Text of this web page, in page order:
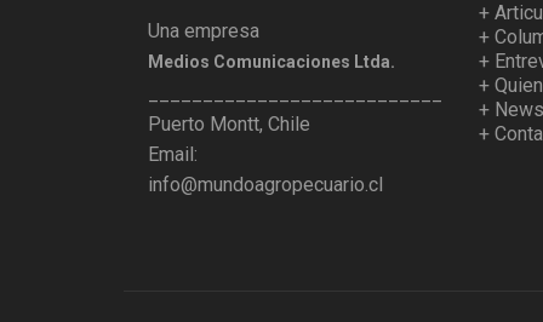
Una empresa
Medios Comunicaciones Ltda.
___________________________________
Puerto Montt, Chile
Email:
info@mundoagropecuario.cl
+
+
+
+
+
+